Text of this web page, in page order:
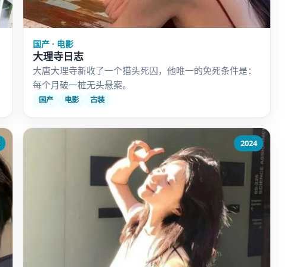
国产 · 电影
大理寺日志
大唐大理寺新收了一个猫头死囚，他唯一的免死条件是：
每个月破一桩无头悬案。
国产 电影 古装
2024